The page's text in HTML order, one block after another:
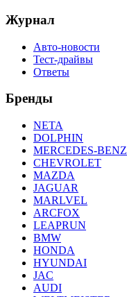
Журнал
Авто-новости
Тест-драйвы
Ответы
Бренды
NETA
DOLPHIN
MERCEDES-BENZ
CHEVROLET
MAZDA
JAGUAR
MARLVEL
ARCFOX
LEAPRUN
BMW
HONDA
HYUNDAI
JAC
AUDI